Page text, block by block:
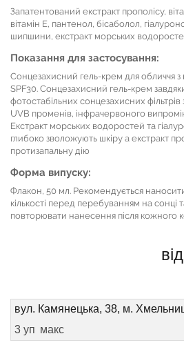
Запатентований екстракт прополісу,
вітамін Е, пантенол, бісаболол,
шипшини, екстракт морських
Показання для застосування:
Сонцезахисний гель-крем для обличчя з
SPF30. Сонцезахисний гель-крем
фотостабільних сонцезахисних фільтрів
UVB променів, інфрачервоного
Екстракт морських водоростей та
глибоко зволожують шкіру а екстракт
протизапальну дію
Форма випуску:
Флакон, 50 мл. Рекомендується
кількості перед перебуванням на сонці
повторювати нанесення після кожного
від
вул. Камянецька, 38, м.
3 уп макс